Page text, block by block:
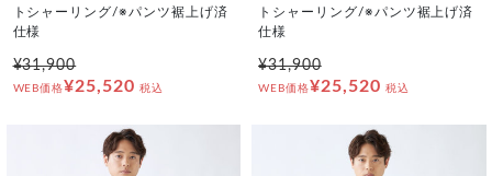
トシャーリング/※パンツ裾上げ済
仕様
¥31,900
WEB価格¥25,520 税込
トシャーリング/※パンツ裾上げ済
仕様
¥31,900
WEB価格¥25,520 税込